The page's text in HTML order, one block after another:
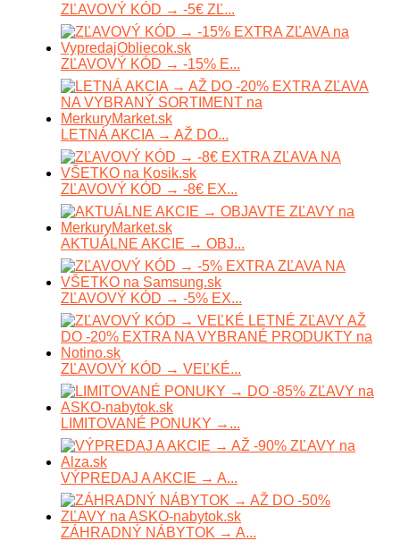
ZĽAVOVÝ KÓD → -5€ ZĽ...
ZĽAVOVÝ KÓD → -15% E...
LETNÁ AKCIA → AŽ DO...
ZĽAVOVÝ KÓD → -8€ EX...
AKTUÁLNE AKCIE → OBJ...
ZĽAVOVÝ KÓD → -5% EX...
ZĽAVOVÝ KÓD → VEĽKÉ...
LIMITOVANÉ PONUKY →...
VÝPREDAJ A AKCIE → A...
ZÁHRADNÝ NÁBYTOK → A...